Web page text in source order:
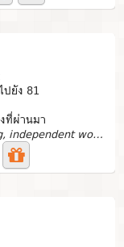
ยัง 81
ที่ผ่านมา
Hello, I'm a strong, independent woman, a beautician. I'm...